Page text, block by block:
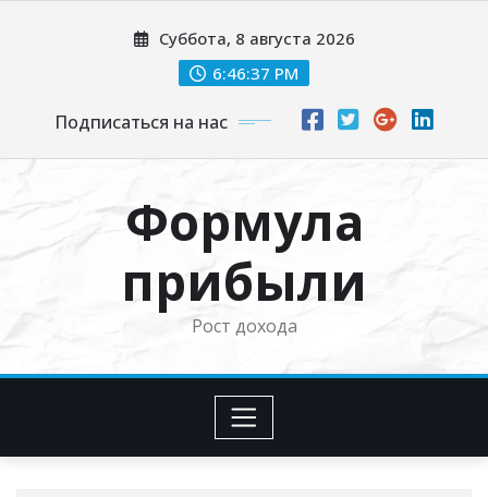
Суббота, 8 августа 2026
6:46:38 PM
Подписаться на нас
Формула
прибыли
Рост дохода